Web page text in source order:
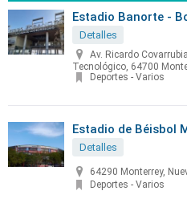
Estadio Banorte -
Detalles
Av. Ricardo
Tecnológico, 64700
Deportes - Varios
Estadio de Béisbol
Detalles
64290 Monterrey,
Deportes - Varios